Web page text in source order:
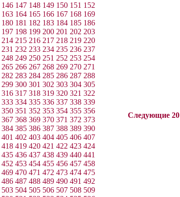
146 147 148 149 150 151 152
163 164 165 166 167 168 169
180 181 182 183 184 185 186
197 198 199 200 201 202 203
214 215 216 217 218 219 220
231 232 233 234 235 236 237
248 249 250 251 252 253 254
265 266 267 268 269 270 271
282 283 284 285 286 287 288
299 300 301 302 303 304 305
316 317 318 319 320 321 322
333 334 335 336 337 338 339
350 351 352 353 354 355 356
367 368 369 370 371 372 373
384 385 386 387 388 389 390
401 402 403 404 405 406 407
418 419 420 421 422 423 424
435 436 437 438 439 440 441
452 453 454 455 456 457 458
469 470 471 472 473 474 475
486 487 488 489 490 491 492
503 504 505 506 507 508 509
Следующие 20